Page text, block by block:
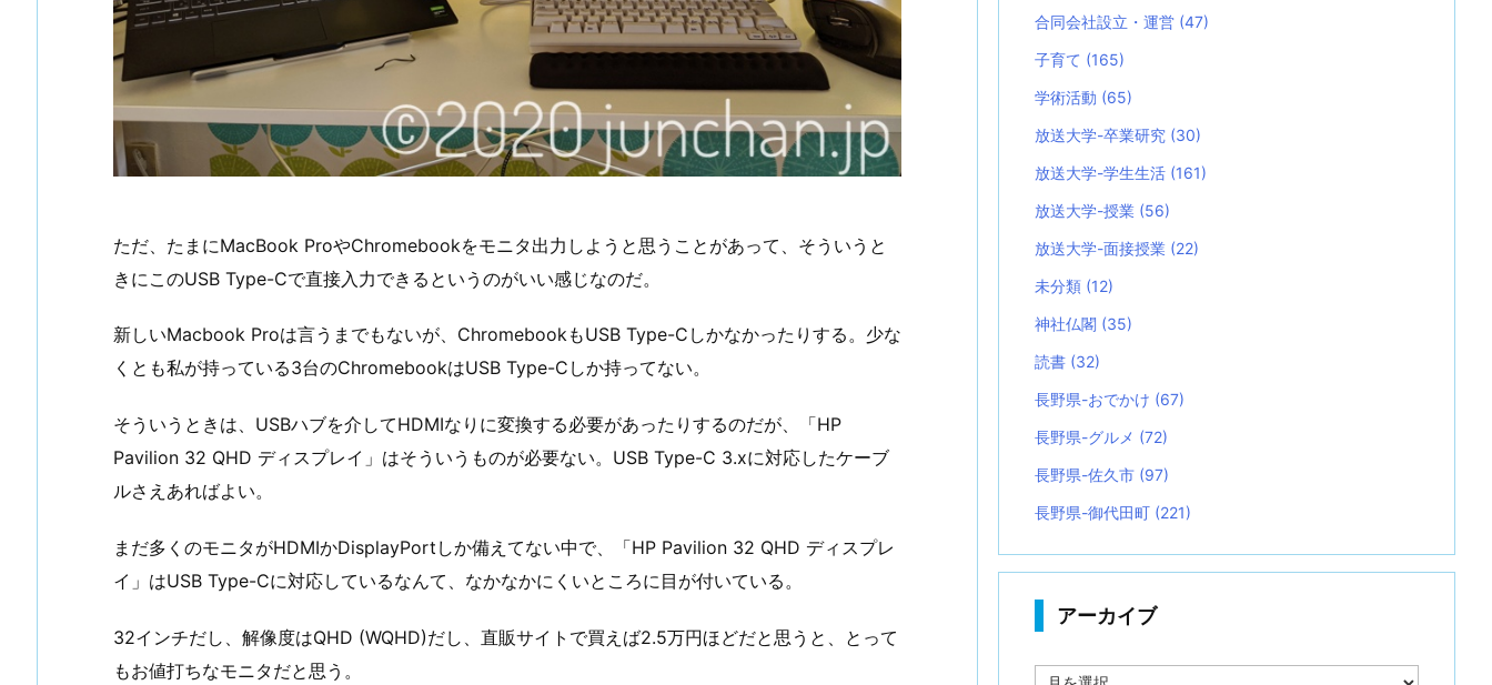
ただ、たまにMacBook ProやChromebookをモニタ出力しようと思うことがあって、そういうと
きにこのUSB Type-Cで直接入力できるというのがいい感じなのだ。
新しいMacbook Proは言うまでもないが、ChromebookもUSB Type-Cしかなかったりする。少な
くとも私が持っている3台のChromebookはUSB Type-Cしか持ってない。
そういうときは、USBハブを介してHDMIなりに変換する必要があったりするのだが、「HP
Pavilion 32 QHD ディスプレイ」はそういうものが必要ない。USB Type-C 3.xに対応したケーブ
ルさえあればよい。
まだ多くのモニタがHDMIかDisplayPortしか備えてない中で、「HP Pavilion 32 QHD ディスプレ
イ」はUSB Type-Cに対応しているなんて、なかなかにくいところに目が付いている。
32インチだし、解像度はQHD (WQHD)だし、直販サイトで買えば2.5万円ほどだと思うと、とって
もお値打ちなモニタだと思う。
合同会社設立・運営 (47)
子育て (165)
学術活動 (65)
放送大学-卒業研究 (30)
放送大学-学生生活 (161)
放送大学-授業 (56)
放送大学-面接授業 (22)
未分類 (12)
神社仏閣 (35)
読書 (32)
長野県-おでかけ (67)
長野県-グルメ (72)
長野県-佐久市 (97)
長野県-御代田町 (221)
アーカイブ